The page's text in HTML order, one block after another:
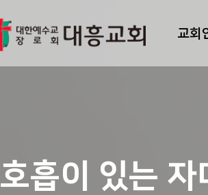
교회
호흡이 있는